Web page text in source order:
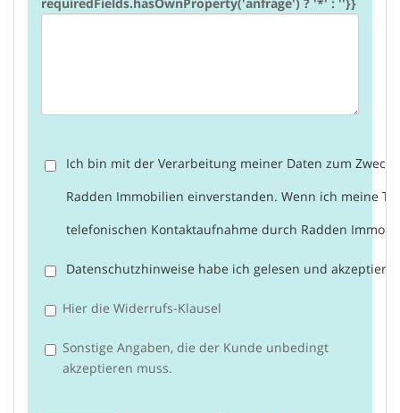
requiredFields.hasOwnProperty('anfrage') ? '*' : ''}}
Ich bin mit der Verarbeitung meiner Daten zum
Radden Immobilien einverstanden. Wenn ich meine
telefonischen Kontaktaufnahme durch Radden
Datenschutzhinweise habe ich gelesen und akzeptiere
Hier die Widerrufs-Klausel
Sonstige Angaben, die der Kunde unbedingt
akzeptieren muss.